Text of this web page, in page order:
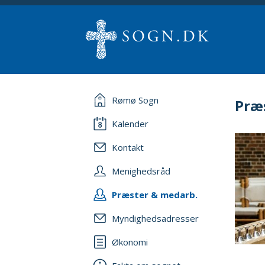
Rømø Sogn
Kalender
Kontakt
Menighedsråd
Præster & medarb.
Myndighedsadresser
Økonomi